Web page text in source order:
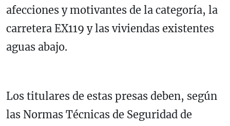
afecciones y motivantes de la categoría, la
carretera EX119 y las viviendas existentes
aguas abajo.
Los titulares de estas presas deben, según
las Normas Técnicas de Seguridad de